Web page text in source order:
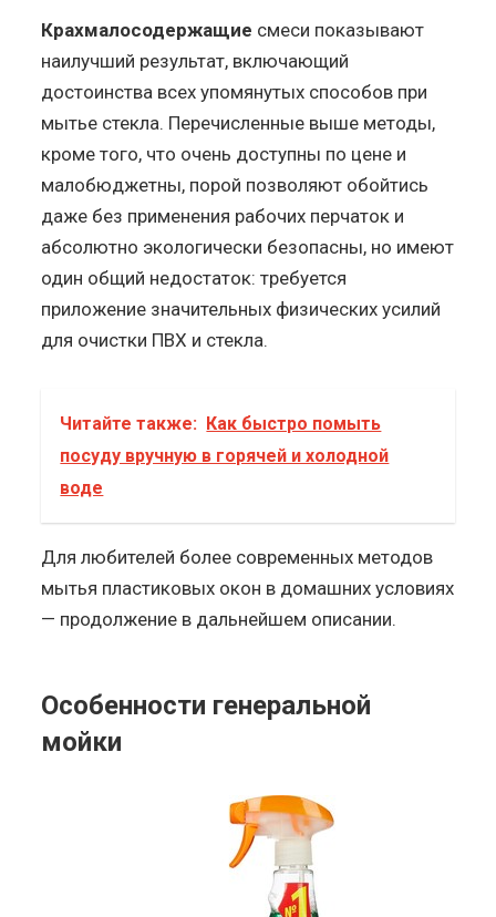
Крахмалосодержащие смеси показывают
наилучший результат, включающий
достоинства всех упомянутых способов при
мытье стекла. Перечисленные выше методы,
кроме того, что очень доступны по цене и
малобюджетны, порой позволяют обойтись
даже без применения рабочих перчаток и
абсолютно экологически безопасны, но имеют
один общий недостаток: требуется
приложение значительных физических усилий
для очистки ПВХ и стекла.
Читайте также: Как быстро помыть
посуду вручную в горячей и холодной
воде
Для любителей более современных методов
мытья пластиковых окон в домашних условиях
— продолжение в дальнейшем описании.
Особенности генеральной
мойки